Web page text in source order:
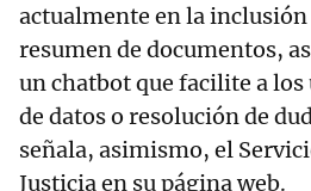
actualmente en la inclusión
resumen de documentos,
un chatbot que facilite a
de datos o resolución de
señala, asimismo, el
Justicia en su página web.